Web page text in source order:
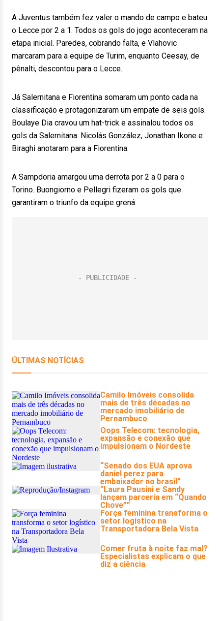
A Juventus também fez valer o mando de campo e bateu
o Lecce por 2 a 1. Todos os gols do jogo aconteceram na
etapa inicial. Paredes, cobrando falta, e Vlahovic
marcaram para a equipe de Turim, enquanto Ceesay, de
pênalti, descontou para o Lecce.
Já Salernitana e Fiorentina somaram um ponto cada na
classificação e protagonizaram um empate de seis gols.
Boulaye Dia cravou um hat-trick e assinalou todos os
gols da Salernitana. Nicolás González, Jonathan Ikone e
Biraghi anotaram para a Fiorentina.
A Sampdoria amargou uma derrota por 2 a 0 para o
Torino. Buongiorno e Pellegri fizeram os gols que
garantiram o triunfo da equipe grená.